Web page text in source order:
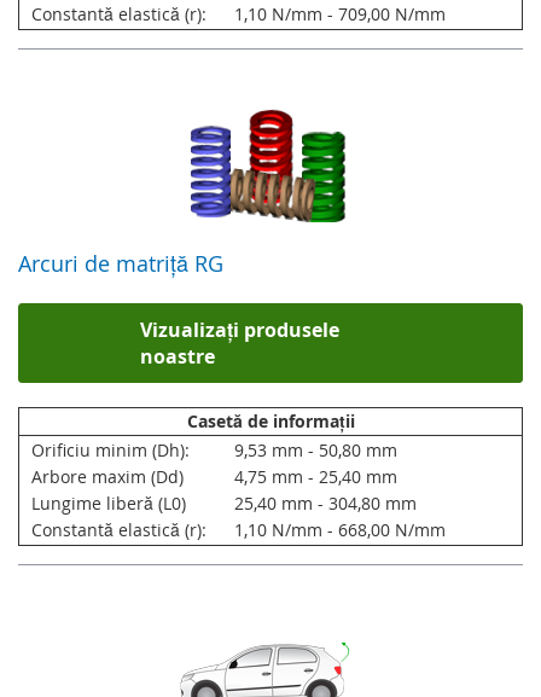
Constantă elastică (r):
1,10 N/mm - 709,00 N/mm
Arcuri de matriță RG
Vizualizați produsele
noastre
Casetă de informații
Orificiu minim (Dh):
9,53 mm - 50,80 mm
Arbore maxim (Dd)
4,75 mm - 25,40 mm
Lungime liberă (L0)
25,40 mm - 304,80 mm
Constantă elastică (r):
1,10 N/mm - 668,00 N/mm